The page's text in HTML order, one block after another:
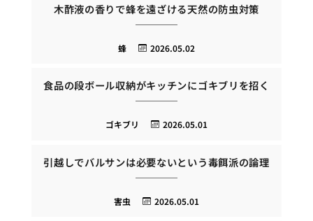
木酢液の香りで蜂を遠ざける天然の防虫対策
2026.05.02
蜂
食品の段ボール収納がキッチンにゴキブリを招く
2026.05.01
ゴキブリ
引越しでバルサンは必要ないという毒餌派の論理
2026.05.01
害虫